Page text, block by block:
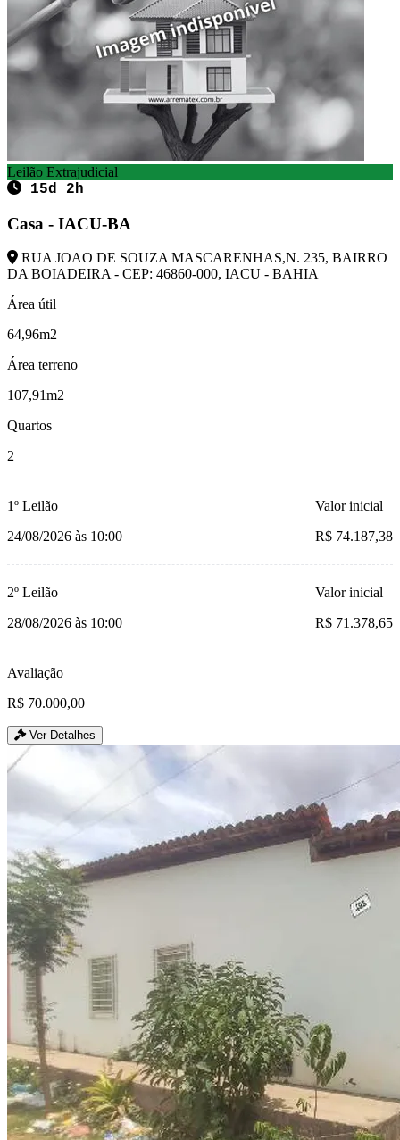
Leilão Extrajudicial
15d 2h
Casa - IACU-BA
RUA JOAO DE SOUZA MASCARENHAS,N. 235, BAIRRO
DA BOIADEIRA - CEP: 46860-000, IACU - BAHIA
Área útil
64,96m2
Área terreno
107,91m2
Quartos
2
1º Leilão
24/08/2026 às 10:00
Valor inicial
R$ 74.187,38
2º Leilão
28/08/2026 às 10:00
Valor inicial
R$ 71.378,65
Avaliação
R$ 70.000,00
Ver Detalhes